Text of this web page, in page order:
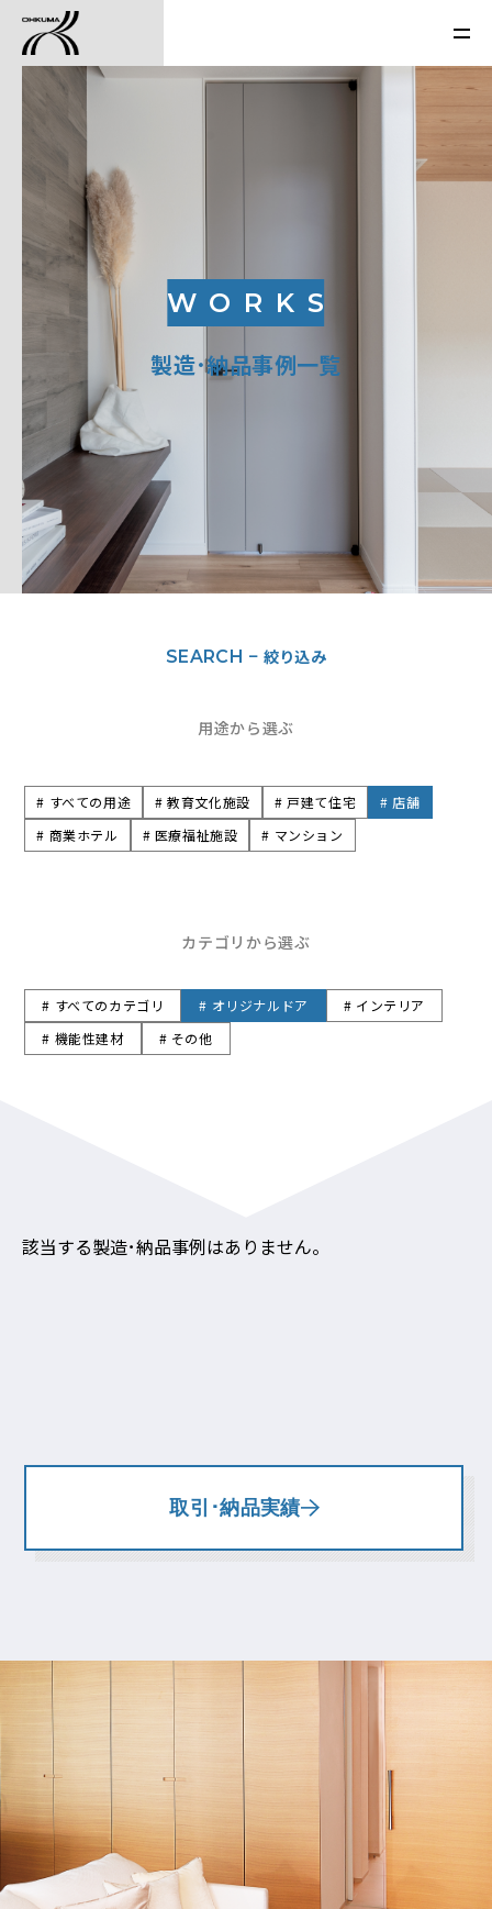
WORKS
製造･納品事例一覧
SEARCH − 絞り込み
用途から選ぶ
# すべての用途 # 教育文化施設 # 戸建て住宅
# 店舗
# 商業ホテル
# 医療福祉施設 # マンション
カテゴリから選ぶ
# すべてのカテゴリ # オリジナルドア
# インテリア
# 機能性建材
# その他
該当する製造･納品事例はありません。
取引･納品実績